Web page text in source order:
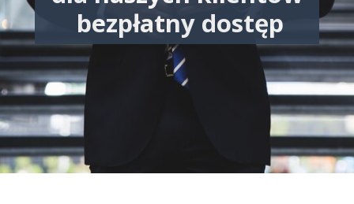
bezpłatny dostęp